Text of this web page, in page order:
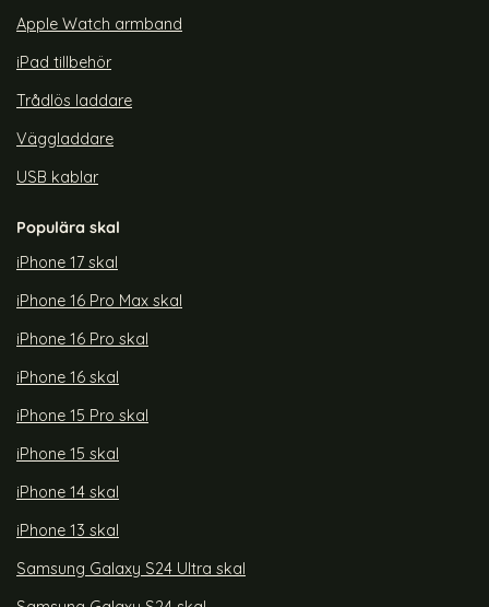
Apple Watch armband
iPad tillbehör
Trådlös laddare
Väggladdare
USB kablar
Populära skal
iPhone 17 skal
iPhone 16 Pro Max skal
iPhone 16 Pro skal
iPhone 16 skal
iPhone 15 Pro skal
iPhone 15 skal
iPhone 14 skal
iPhone 13 skal
Samsung Galaxy S24 Ultra skal